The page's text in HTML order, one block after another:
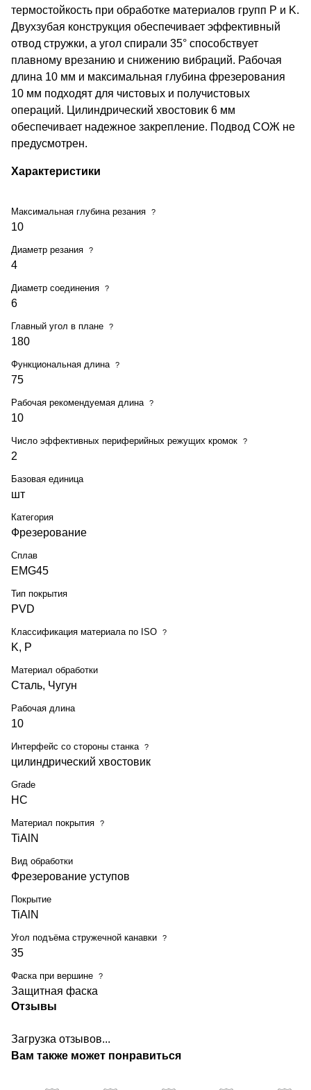
термостойкость при обработке материалов групп P и K.
Двухзубая конструкция обеспечивает эффективный
отвод стружки, а угол спирали 35° способствует
плавному врезанию и снижению вибраций. Рабочая
длина 10 мм и максимальная глубина фрезерования
10 мм подходят для чистовых и получистовых
операций. Цилиндрический хвостовик 6 мм
обеспечивает надежное закрепление. Подвод СОЖ не
предусмотрен.
Характеристики
Максимальная глубина резания ?
10
Диаметр резания ?
4
Диаметр соединения ?
6
Главный угол в плане ?
180
Функциональная длина ?
75
Рабочая рекомендуемая длина ?
10
Число эффективных периферийных режущих кромок ?
2
Базовая единица
шт
Категория
Фрезерование
Сплав
EMG45
Тип покрытия
PVD
Классификация материала по ISO ?
K, P
Материал обработки
Сталь, Чугун
Рабочая длина
10
Интерфейс со стороны станка ?
цилиндрический хвостовик
Grade
HC
Материал покрытия ?
TiAlN
Вид обработки
Фрезерование уступов
Покрытие
TiAlN
Угол подъёма стружечной канавки ?
35
Фаска при вершине ?
Защитная фаска
Отзывы
Загрузка отзывов...
Вам также может понравиться